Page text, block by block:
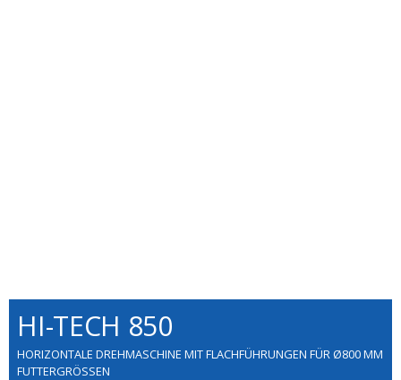
HI-TECH 850
HORIZONTALE DREHMASCHINE MIT FLACHFÜHRUNGEN FÜR Ø800 MM
FUTTERGRÖSSEN